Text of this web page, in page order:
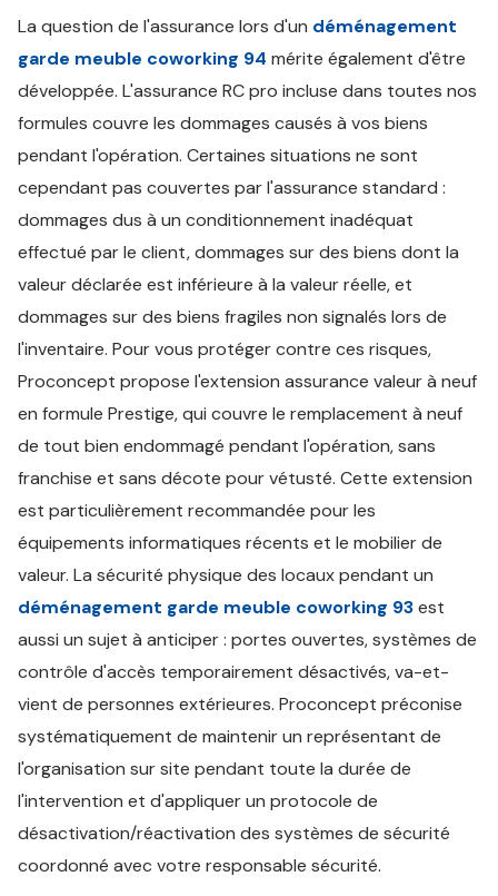
La question de l'assurance lors d'un déménagement
garde meuble coworking 94 mérite également d'être
développée. L'assurance RC pro incluse dans toutes nos
formules couvre les dommages causés à vos biens
pendant l'opération. Certaines situations ne sont
cependant pas couvertes par l'assurance standard :
dommages dus à un conditionnement inadéquat
effectué par le client, dommages sur des biens dont la
valeur déclarée est inférieure à la valeur réelle, et
dommages sur des biens fragiles non signalés lors de
l'inventaire. Pour vous protéger contre ces risques,
Proconcept propose l'extension assurance valeur à neuf
en formule Prestige, qui couvre le remplacement à neuf
de tout bien endommagé pendant l'opération, sans
franchise et sans décote pour vétusté. Cette extension
est particulièrement recommandée pour les
équipements informatiques récents et le mobilier de
valeur. La sécurité physique des locaux pendant un
déménagement garde meuble coworking 93est
aussi un sujet à anticiper : portes ouvertes, systèmes de
contrôle d'accès temporairement désactivés, va-et-
vient de personnes extérieures. Proconcept préconise
systématiquement de maintenir un représentant de
l'organisation sur site pendant toute la durée de
l'intervention et d'appliquer un protocole de
désactivation/réactivation des systèmes de sécurité
coordonné avec votre responsable sécurité.